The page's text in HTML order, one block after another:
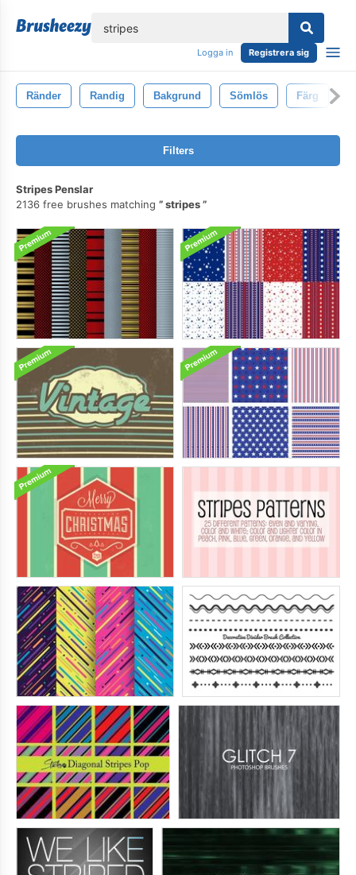
Logga in Registrera sig
Ränder Randig Bakgrund Sömlös Färg
Filters
Stripes Penslar
2136 free brushes matching
stripes